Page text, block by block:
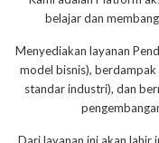
belajar dan
Menyediakan layanan
model bisnis),
standar industri), dan
Dari layanan ini akan lahir